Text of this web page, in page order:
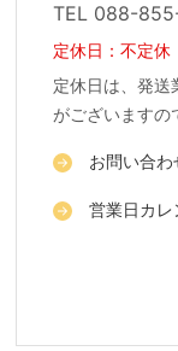
TEL 088-
定休日：不定休
定休日は、発送
がございますの
お問い合
営業日カレ